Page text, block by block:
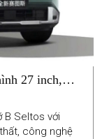
27 inch,
B Seltos với
công nghệ